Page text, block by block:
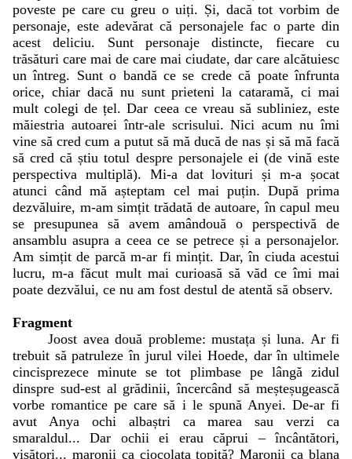
poveste pe care cu greu o uiți. Și, dacă tot vorbim de
personaje, este adevărat că personajele fac o parte din
acest deliciu. Sunt personaje distincte, fiecare cu
trăsături care mai de care mai ciudate, dar care alcătuiesc
un întreg. Sunt o bandă ce se crede că poate înfrunta
orice, chiar dacă nu sunt prieteni la cataramă, ci mai
mult colegi de țel. Dar ceea ce vreau să subliniez, este
măiestria autoarei într-ale scrisului. Nici acum nu îmi
vine să cred cum a putut să mă ducă de nas și să mă facă
să cred că știu totul despre personajele ei (de vină este
perspectiva multiplă). Mi-a dat lovituri și m-a șocat
atunci când mă așteptam cel mai puțin. După prima
dezvăluire, m-am simțit trădată de autoare, în capul meu
se presupunea să avem amândouă o perspectivă de
ansamblu asupra a ceea ce se petrece și a personajelor.
Am simțit de parcă m-ar fi mințit. Dar, în ciuda acestui
lucru, m-a făcut mult mai curioasă să văd ce îmi mai
poate dezvălui, ce nu am fost destul de atentă să observ.
Fragment
Joost avea două probleme: mustața și luna. Ar fi
trebuit să patruleze în jurul vilei Hoede, dar în ultimele
cincisprezece minute se tot plimbase pe lângă zidul
dinspre sud-est al grădinii, încercând să meșteșugească
vorbe romantice pe care să i le spună Anyei. De-ar fi
avut Anya ochi albaștri ca marea sau verzi ca
smaraldul... Dar ochii ei erau căprui – încântători,
visători... maronii ca ciocolata topită? Maronii ca blana